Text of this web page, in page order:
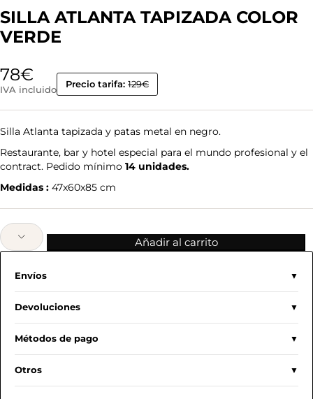
SILLA ATLANTA TAPIZADA COLOR
VERDE
78€
IVA incluido Precio tarifa: 129€
Silla Atlanta tapizada y patas metal en negro.
Restaurante, bar y hotel especial para el mundo profesional y el
contract. Pedido mínimo 14 unidades.
Medidas : 47x60x85 cm
Añadir al carrito
Envíos
Devoluciones
Métodos de pago
Otros